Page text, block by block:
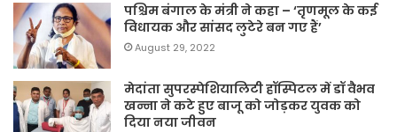
पश्चिम बंगाल के मंत्री ने कहा – ‘तृणमूल के कई
विधायक और सांसद लुटेरे बन गए हैं’
August 29, 2022
मेदांता सुपरस्पेशियालिटी हॉस्पिटल में डॉ वैभव
खन्ना ने कटे हुए बाजू को जोड़कर युवक को
दिया नया जीवन